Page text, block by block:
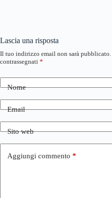
Lascia una risposta
Il tuo indirizzo email non sarà pubblicato.
contrassegnati *
Nome
Email
Sito web
Aggiungi commento *